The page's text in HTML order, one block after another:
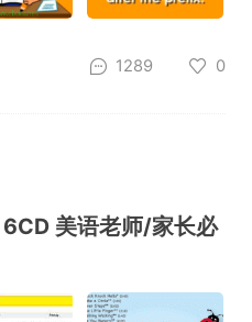
1289 0
美语老师/家长必